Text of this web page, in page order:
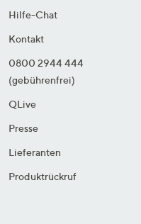
Hilfe-Chat
Kontakt
0800 2944 444
(gebührenfrei)
QLive
Presse
Lieferanten
Produktrückruf